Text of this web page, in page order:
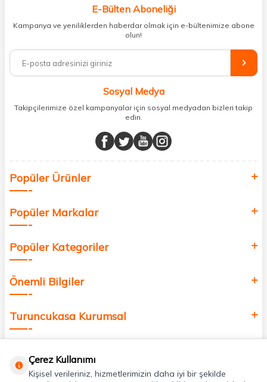
kişisel bakım hem de takviye edici gıda ürünlerini sizlerle
buluşturuyoruz. Artık mağaza mağaza dolaşmanıza gerek yok;
ihtiyacınız olan her şeyi tek bir çatı altında topluyor ve kapınıza kadar
%100 orijinal kozmetik ve sağlık ürünleriyle güzelliğinizi tamamlayabilir,
vücudunuzu desteklemek için güvenilir takviye edici gıdalara
minerallere kadar binlerce ürünü uygun fiyat ve hızlı kargo avantajıyla
sunuyoruz.
buluşturuyor ve online alışveriş deneyiminizi en iyi hale getiriyoruz.
Sağlık, güzellik ve iyi yaşam için aradığınız her şey burada!
değer katmak için bize katılın!
E-Bülten Aboneliği
Kampanya ve yeniliklerden haberdar olmak için e-bültenimize abone
olun!
Sosyal Medya
Takipçilerimize özel kampanyalar için sosyal medyadan bizleri takip
edin.
Popüler Ürünler
Popüler Markalar
Popüler Kategoriler
Önemli Bilgiler
Turuncukasa Kurumsal
Çerez Kullanımı
Kişisel verileriniz, hizmetlerimizin daha iyi bir şekilde